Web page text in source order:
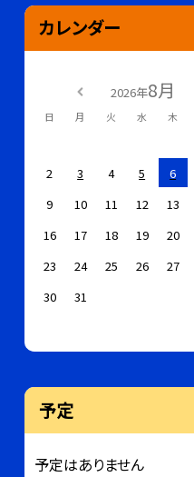
カレンダー
2026年8月
日 月 火 水 木
2
3 4 5 6
9
10 11 12 13
16
17 18 19 20
23
24 25 26 27
30
31
予定
予定はありません